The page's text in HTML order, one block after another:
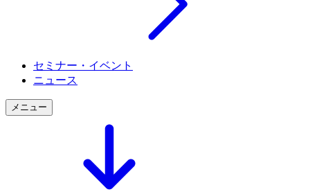
セミナー・イベント
ニュース
メニュー